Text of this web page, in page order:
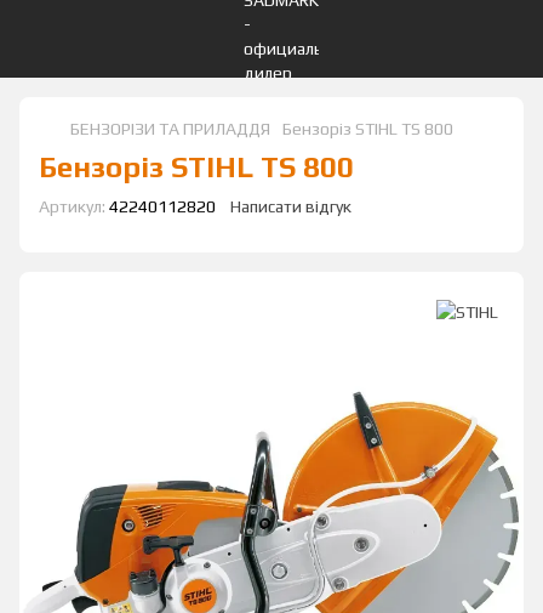
БЕНЗОРІЗИ ТА ПРИЛАДДЯ Бензоріз STIHL TS 800
Бензоріз STIHL TS 800
Артикул: 42240112820 Написати відгук